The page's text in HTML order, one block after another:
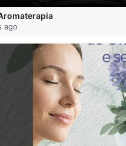
ago